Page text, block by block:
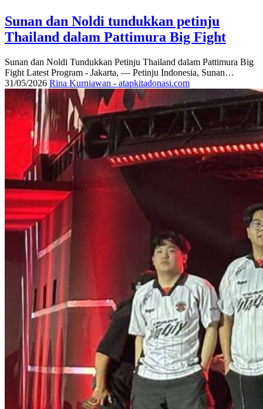
Sunan dan Noldi tundukkan petinju
Thailand dalam Pattimura Big Fight
Sunan dan Noldi Tundukkan Petinju Thailand dalam Pattimura Big
Fight Latest Program - Jakarta, — Petinju Indonesia, Sunan…
31/05/2026 Rina Kurniawan - atapkitadonasi.com